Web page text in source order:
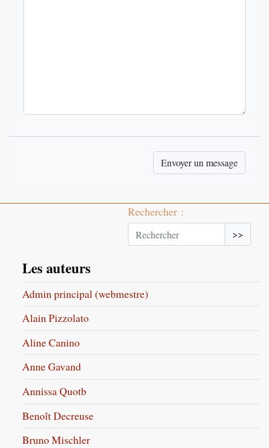
Rechercher :
>>
Les auteurs
Admin principal (webmestre)
Alain Pizzolato
Aline Canino
Anne Gavand
Annissa Quotb
Benoît Decreuse
Bruno Mischler